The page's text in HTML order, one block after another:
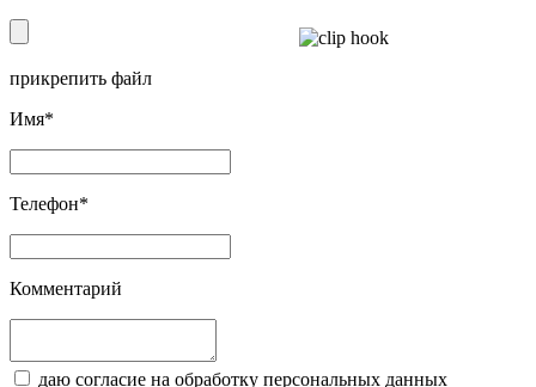
прикрепить файл
Имя*
Телефон*
Комментарий
даю согласие на обработку персональных данных